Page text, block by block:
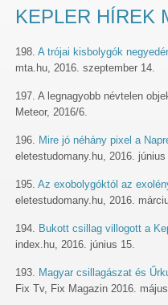
KEPLER HÍREK
198. A trójai kisbolygók
mta.hu, 2016. szeptember 14.
197. A legnagyobb névtelen
Meteor, 2016/6.
196. Mire jó néhány pixel a
eletestudomany.hu, 2016. június
195. Az exobolygóktól az
eletestudomany.hu, 2016.
194. Bukott csillag villogott a
index.hu, 2016. június 15.
193. Magyar csillagászat és
Fix Tv, Fix Magazin 2016.